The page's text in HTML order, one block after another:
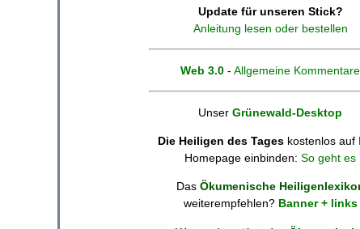
Update für unseren Stick?
Anleitung lesen oder bestellen
Web 3.0 - Allgemeine Kommentare
Unser Grünewald-Desktop
Die Heiligen des Tages kostenlos auf
Homepage einbinden: So geht es
Das Ökumenische
weiterempfehlen? Banner + links